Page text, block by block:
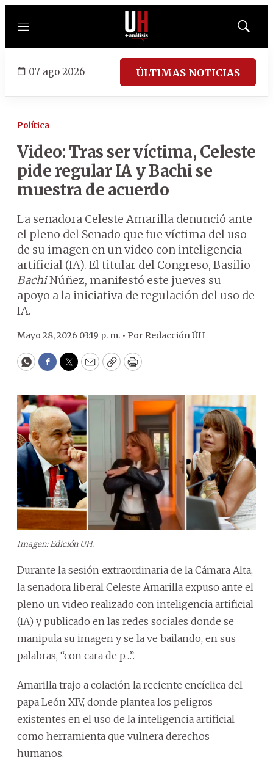
Menú
Mostrar
07 ago 2026 ÚLTIMAS NOTICIAS
Política
Video: Tras ser víctima, Celeste
pide regular IA y Bachi se
muestra de acuerdo
La senadora Celeste Amarilla denunció ante
el pleno del Senado que fue víctima del uso
de su imagen en un video con inteligencia
artificial (IA). El titular del Congreso, Basilio
BachiNúñez, manifestó este jueves su
apoyo a la iniciativa de regulación del uso de
IA.
Mayo 28, 2026 03:19 p. m. • Por Redacción ÚH
WhatsApp
Facebook
Twitter
EmailCopyPrint
Imagen: Edición UH.
Durante la sesión extraordinaria de la Cámara Alta,
la senadora liberal Celeste Amarilla expuso ante el
pleno un video realizado con inteligencia artificial
(IA) y publicado en las redes sociales donde se
manipula su imagen y se la ve bailando, en sus
palabras, “con cara de p…”.
Amarilla trajo a colación la reciente encíclica del
papa León XIV, donde plantea los peligros
existentes en el uso de la inteligencia artificial
como herramienta que vulnera derechos
humanos.